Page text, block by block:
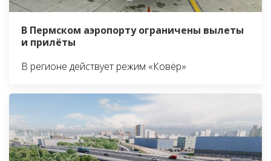
В Пермском аэропорту ограничены вылеты
и прилёты
В регионе действует режим «Ковёр»